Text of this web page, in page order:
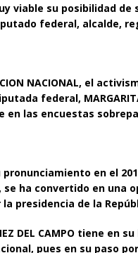
viable su posibilidad de
federal, alcalde,
NACIONAL, el
federal, MARGARITA
las encuestas
pronunciamiento en el
ha convertido en una
presidencia de la
DEL CAMPO tiene
pues en su paso